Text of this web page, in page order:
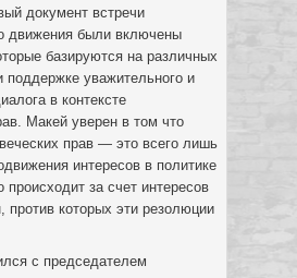
документ встречи
движения были включены
базируются на различных
поддержке уважительного и
в контексте
Макей уверен в том что
прав — это всего лишь
интересов в политике
происходит за счет интересов
против которых эти резолюции
с председателем